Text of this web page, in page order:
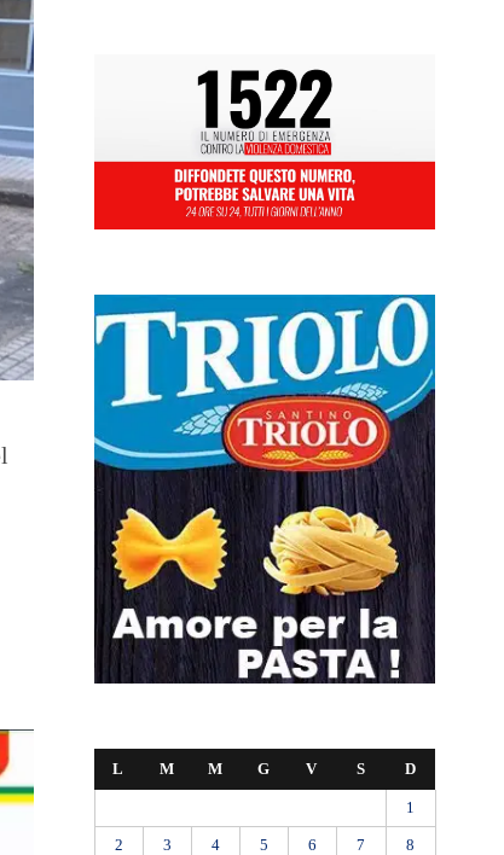
L M M G V S D
1
2 3 4 5 6 7 8